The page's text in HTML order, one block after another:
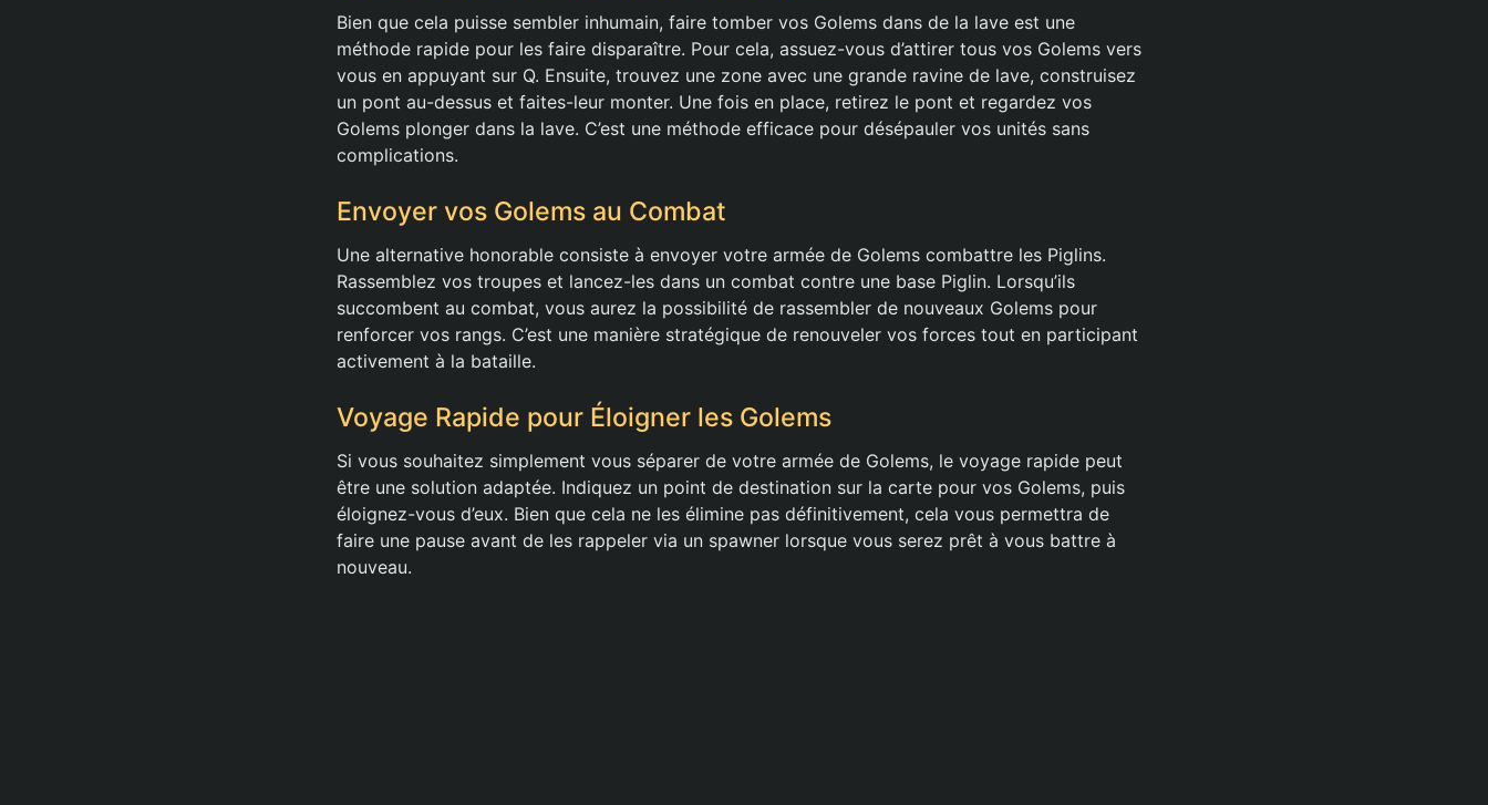
Bien que cela puisse sembler inhumain, faire tomber vos Golems dans de la lave est une
méthode rapide pour les faire disparaître. Pour cela, assuez-vous d’attirer tous vos Golems vers
vous en appuyant sur Q. Ensuite, trouvez une zone avec une grande ravine de lave, construisez
un pont au-dessus et faites-leur monter. Une fois en place, retirez le pont et regardez vos
Golems plonger dans la lave. C’est une méthode efficace pour désépauler vos unités sans
complications.
Envoyer vos Golems au Combat
Une alternative honorable consiste à envoyer votre armée de Golems combattre les Piglins.
Rassemblez vos troupes et lancez-les dans un combat contre une base Piglin. Lorsqu’ils
succombent au combat, vous aurez la possibilité de rassembler de nouveaux Golems pour
renforcer vos rangs. C’est une manière stratégique de renouveler vos forces tout en participant
activement à la bataille.
Voyage Rapide pour Éloigner les Golems
Si vous souhaitez simplement vous séparer de votre armée de Golems, le voyage rapide peut
être une solution adaptée. Indiquez un point de destination sur la carte pour vos Golems, puis
éloignez-vous d’eux. Bien que cela ne les élimine pas définitivement, cela vous permettra de
faire une pause avant de les rappeler via un spawner lorsque vous serez prêt à vous battre à
nouveau.